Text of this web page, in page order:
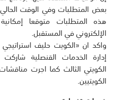
بعض المتطلبات وفي الوقت
هذه المتطلبات متوقعا
الإلكتروني في المستقبل.
واكد ان «الكويت حليف
إدارة الخدمات القنصلية شاركت
الكويتي الثالث كما اجرت
الكويتيين.